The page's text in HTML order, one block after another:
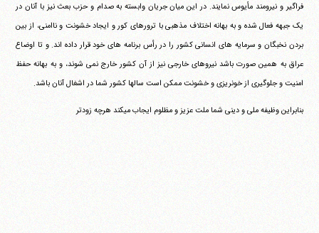
فراگیر و نیرومند مأیوس نمایند. در این میان جریان وابسته به صدام و حزب بعث نیز با آنان در
یک جبهه فعال شده و به بهانه اختلاف مذهبی با ترورهای کور و ایجاد خشونت و ناامنی، از بین
بردن نخبگان و سرمایه های انسانی کشور را در رأس برنامه های خود قرار داده اند. و تا اوضاع
عراق به همین صورت باشد نیروهای خارجی نیز از آن کشور خارج نمی شوند، و به بهانه حفظ
امنیت و جلوگیری از خونریزی و خشونت ممکن است سالها کشور شما در اشغال آنان باشد.
بنابراین وظیفه ملی و دینی شما ملت عزیز و مظلوم ایجاب می‎کند هرچه زودتر